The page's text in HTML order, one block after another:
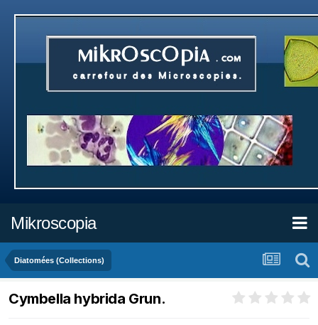
Mikroscopia
Diatomées (Collections)
Cymbella hybrida Grun.